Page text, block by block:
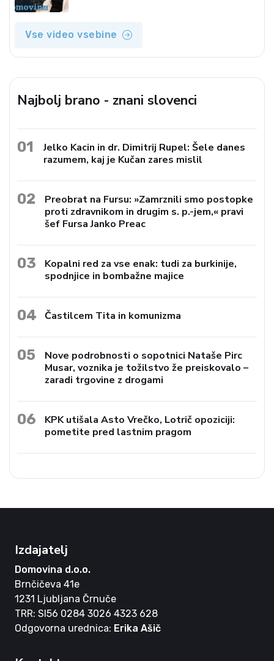
Vse video vsebine
Najbolj brano - znani slovenci
01
Jelko Kacin in dr. Dimitrij Rupel: Šele danes
razumem, kaj je Kučan zares mislil
02
Preobrat na Fursu: »Zamrznili smo postopke
proti zdravnikom in drugim s. p.-jem,« pravi
šef Fursa Janko Preac
03
Kopalni red za vse enak: tudi za burkinije,
spodnjice in bombažne majice
04 Častilcem Tita in komunizma
05
Nove podrobnosti o sopotnici Nataše Pirc
Musar, voznika je tožilstvo že preiskovalo –
zaradi trgovine z drogami
06
KPK utišala Asto Vrečko, Lotrič opoziciji:
pometite pred lastnim pragom
Izdajatelj
Domovina d.o.o.
Brnčičeva 41e
1231 Ljubljana Črnuče
TRR: SI56 0284 3026 4323 628
Odgovorna urednica: Erika Ašič